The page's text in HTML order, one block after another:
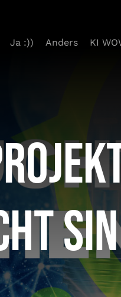
Ja :)) Anders KI